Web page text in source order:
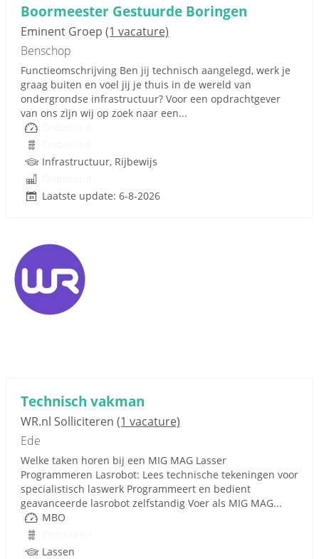
Boormeester Gestuurde Boringen
Eminent Groep (1 vacature)
Benschop
Functieomschrijving Ben jij technisch aangelegd, werk je
graag buiten en voel jij je thuis in de wereld van
ondergrondse infrastructuur? Voor een opdrachtgever
van ons zijn wij op zoek naar een...
Infrastructuur, Rijbewijs
Laatste update: 6-8-2026
Technisch vakman
WR.nl Solliciteren (1 vacature)
Ede
Welke taken horen bij een MIG MAG Lasser
Programmeren Lasrobot: Lees technische tekeningen voor
specialistisch laswerk Programmeert en bedient
geavanceerde lasrobot zelfstandig Voer als MIG MAG...
MBO
Lassen